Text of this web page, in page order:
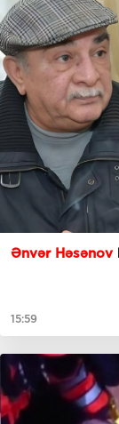
Ənvər Həsənov
15:59